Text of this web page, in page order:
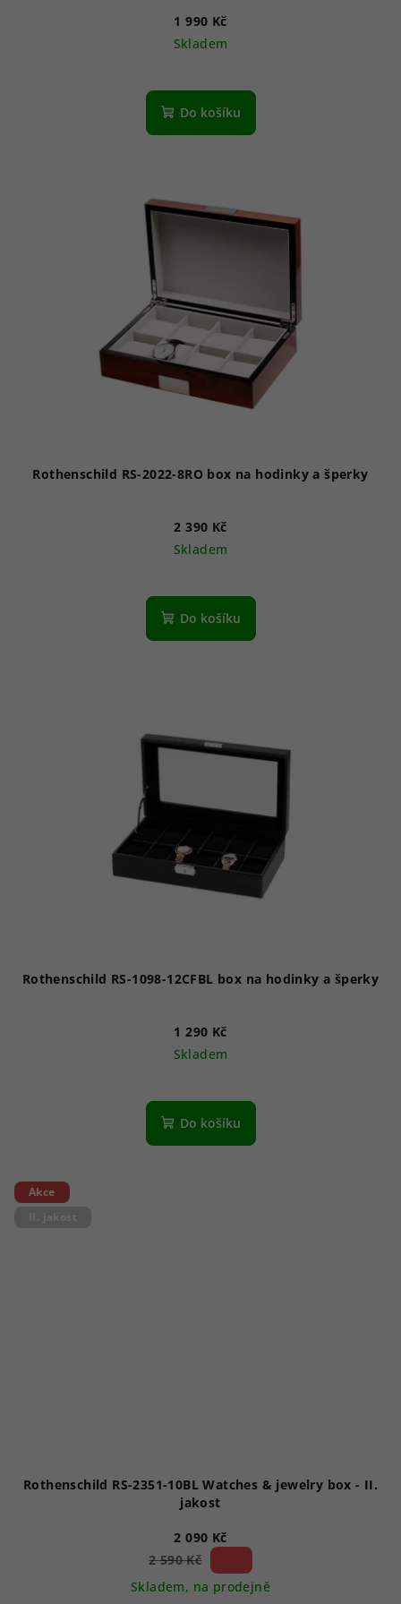
1 990 Kč
Skladem
Do košíku
Rothenschild RS-2022-8RO box na hodinky a šperky
2 390 Kč
Skladem
Do košíku
Rothenschild RS-1098-12CFBL box na hodinky a šperky
1 290 Kč
Skladem
Do košíku
Akce
Rothenschild RS-2351-10BL Watches & jewelry box - II.
jakost
2 090 Kč
2 590 Kč
Skladem, na prodejně